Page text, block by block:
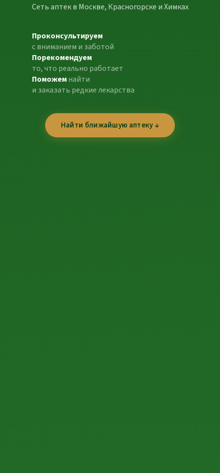
Сеть аптек в Москве, Красногорске и Химках
Проконсультируем
с вниманием и заботой
Порекомендуем
то, что реально работает
Поможем найти
и заказать редкие лекарства
Найти ближайшую аптеку ↓